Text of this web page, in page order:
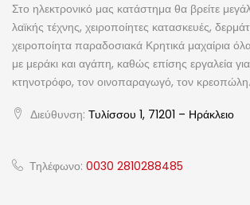
Στο ηλεκτρονικό μας κατάστημα θα βρείτε
λαϊκής τέχνης, χειροποίητες κατασκευές,
χειροποίητα παραδοσιακά Κρητικά μαχαίρια
με μεράκι και αγάπη, καθώς επίσης εργαλεία
κτηνοτρόφο, τον οινοπαραγωγό, τον κρεοπώλη.
Διεύθυνση: Τυλίσσου 1, 71201 – Ηράκλειο
Τηλέφωνο: 0030 2810288485